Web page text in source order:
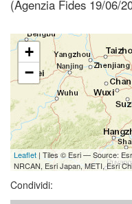
(Agenzia Fides 19/06/
+
−
Leaflet | Tiles © Esri — Source:
NRCAN, Esri Japan, METI, Esri
Condividi: